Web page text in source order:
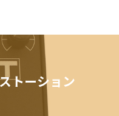
トーション